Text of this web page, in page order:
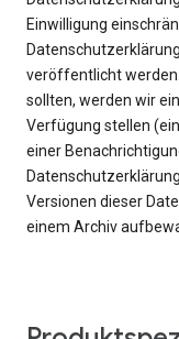
Einwilligung
veröffentlicht
sollten, werden wir
Verfügung stellen
einer
Versionen dieser
einem Archiv